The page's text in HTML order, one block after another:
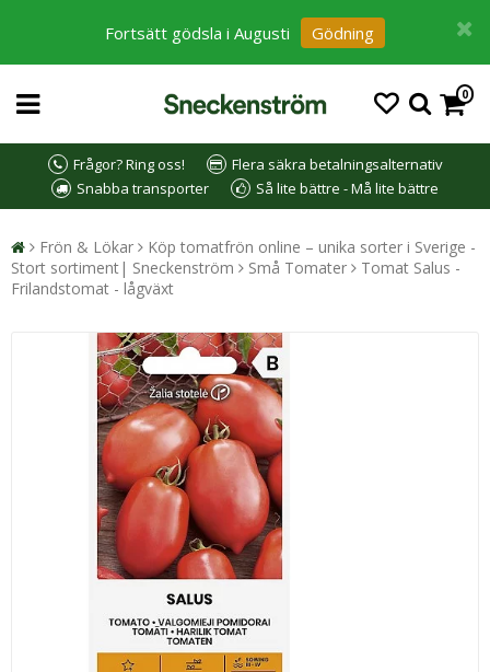
Fortsätt gödsla i Augusti Gödning
0
Frågor? Ring oss!
Flera säkra betalningsalternativ
Snabba transporter
Så lite bättre - Må lite bättre
Frön & Lökar
Köp tomatfrön online – unika sorter i Sverige -
Stort sortiment| Sneckenström
Små Tomater
Tomat Salus -
Frilandstomat - lågväxt